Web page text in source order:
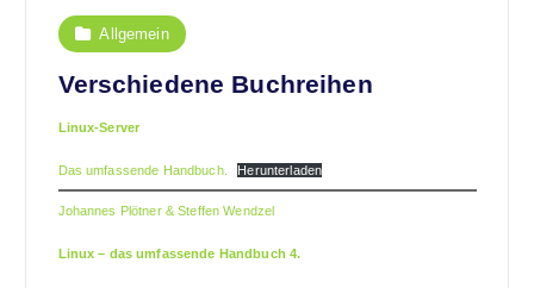
Allgemein
Verschiedene Buchreihen
Linux-Server
Das umfassende Handbuch. Herunterladen
Johannes Plötner & Steffen Wendzel
Linux – das umfassende Handbuch 4.